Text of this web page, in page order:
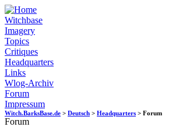
Witchbase
Imagery
Topics
Critiques
Headquarters
Links
Wlog-Archiv
Forum
Impressum
Witch.BarksBase.de > Deutsch > Headquarters > Forum
Forum